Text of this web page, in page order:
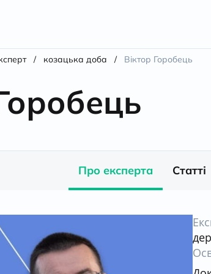
/ козацька доба / Віктор Горобець
Про експерта Статті